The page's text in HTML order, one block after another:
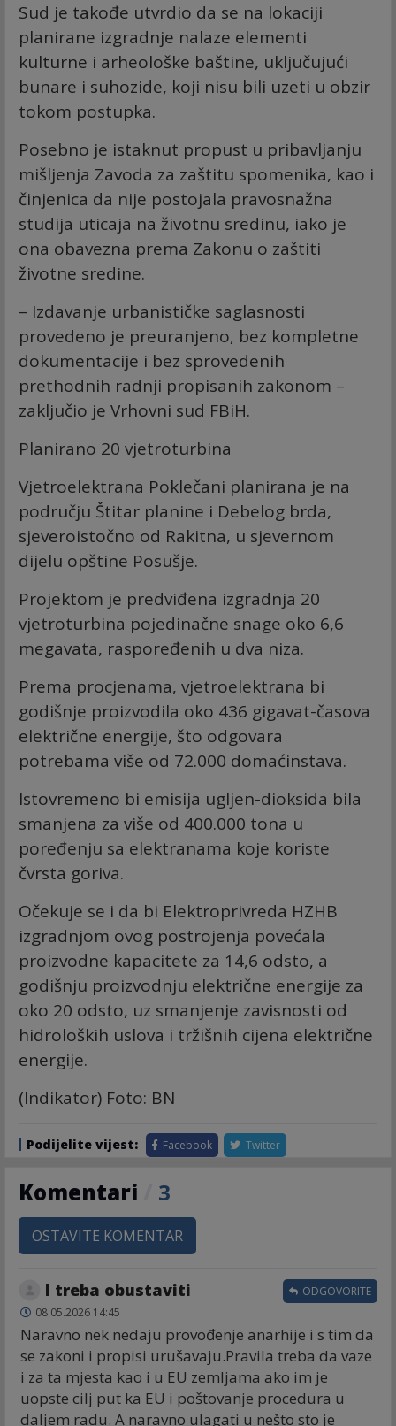
Sud je takođe utvrdio da se na lokaciji
planirane izgradnje nalaze elementi
kulturne i arheološke baštine, uključujući
bunare i suhozide, koji nisu bili uzeti u obzir
tokom postupka.
Posebno je istaknut propust u pribavljanju
mišljenja Zavoda za zaštitu spomenika, kao i
činjenica da nije postojala pravosnažna
studija uticaja na životnu sredinu, iako je
ona obavezna prema Zakonu o zaštiti
životne sredine.
– Izdavanje urbanističke saglasnosti
provedeno je preuranjeno, bez kompletne
dokumentacije i bez sprovedenih
prethodnih radnji propisanih zakonom –
zaključio je Vrhovni sud FBiH.
Planirano 20 vjetroturbina
Vjetroelektrana Poklečani planirana je na
području Štitar planine i Debelog brda,
sjeveroistočno od Rakitna, u sjevernom
dijelu opštine Posušje.
Projektom je predviđena izgradnja 20
vjetroturbina pojedinačne snage oko 6,6
megavata, raspoređenih u dva niza.
Prema procjenama, vjetroelektrana bi
godišnje proizvodila oko 436 gigavat-časova
električne energije, što odgovara
potrebama više od 72.000 domaćinstava.
Istovremeno bi emisija ugljen-dioksida bila
smanjena za više od 400.000 tona u
poređenju sa elektranama koje koriste
čvrsta goriva.
Očekuje se i da bi Elektroprivreda HZHB
izgradnjom ovog postrojenja povećala
proizvodne kapacitete za 14,6 odsto, a
godišnju proizvodnju električne energije za
oko 20 odsto, uz smanjenje zavisnosti od
hidroloških uslova i tržišnih cijena električne
energije.
(Indikator) Foto: BN
Podijelite vijest: Facebook Twitter
Komentari 3
OSTAVITE KOMENTAR
I treba obustaviti
08.05.2026 14:45
Naravno nek nedaju provođenje anarhije i s tim da
se zakoni i propisi urušavaju.Pravila treba da vaze
i za ta mjesta kao i u EU zemljama ako im je
uopste cilj put ka EU i poštovanje procedura u
daljem radu. A naravno ulagati u nešto sto je
ODGOVORITE